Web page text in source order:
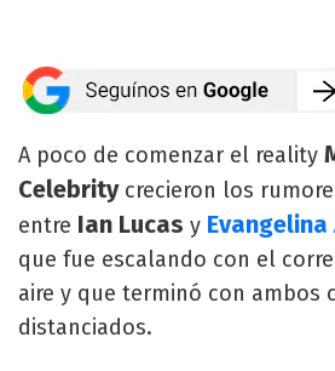
A poco de comenzar el reality
Celebritycrecieron los
entre Ian Lucas y
que fue escalando con el
aire y que terminó con ambos
distanciados.